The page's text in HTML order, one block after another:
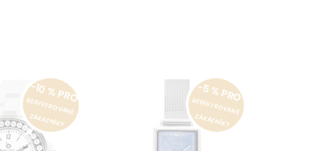
-10 % PRO
REGISTROVANÉ
ZÁKAZNÍKY
-5 % PRO
REGISTROVANÉ
ZÁKAZNÍKY